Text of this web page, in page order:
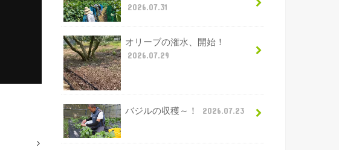
2026.07.31
オリーブの潅水、開始！
2026.07.29
バジルの収穫～！ 2026.07.23